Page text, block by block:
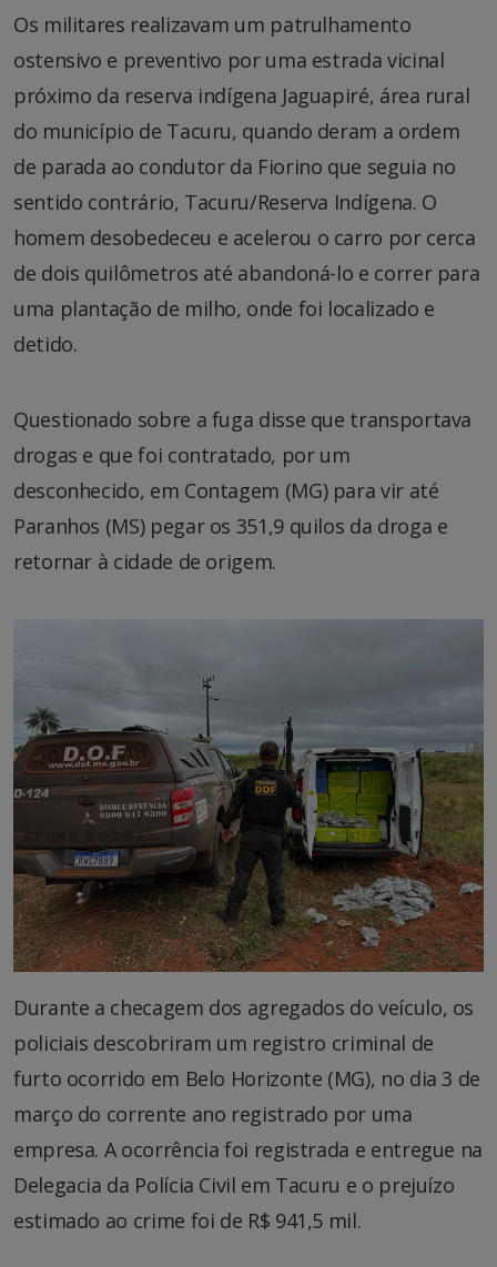
Os militares realizavam um patrulhamento
ostensivo e preventivo por uma estrada vicinal
próximo da reserva indígena Jaguapiré, área rural
do município de Tacuru, quando deram a ordem
de parada ao condutor da Fiorino que seguia no
sentido contrário, Tacuru/Reserva Indígena. O
homem desobedeceu e acelerou o carro por cerca
de dois quilômetros até abandoná-lo e correr para
uma plantação de milho, onde foi localizado e
detido.
Questionado sobre a fuga disse que transportava
drogas e que foi contratado, por um
desconhecido, em Contagem (MG) para vir até
Paranhos (MS) pegar os 351,9 quilos da droga e
retornar à cidade de origem.
Durante a checagem dos agregados do veículo, os
policiais descobriram um registro criminal de
furto ocorrido em Belo Horizonte (MG), no dia 3 de
março do corrente ano registrado por uma
empresa. A ocorrência foi registrada e entregue na
Delegacia da Polícia Civil em Tacuru e o prejuízo
estimado ao crime foi de R$ 941,5 mil.